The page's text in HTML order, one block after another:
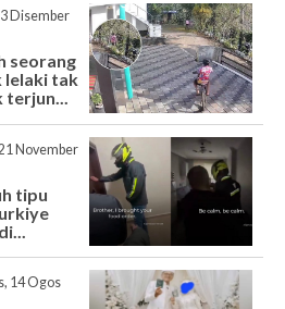
Disember
seorang
lelaki tak
terjun...
November
tipu
14 Ogos